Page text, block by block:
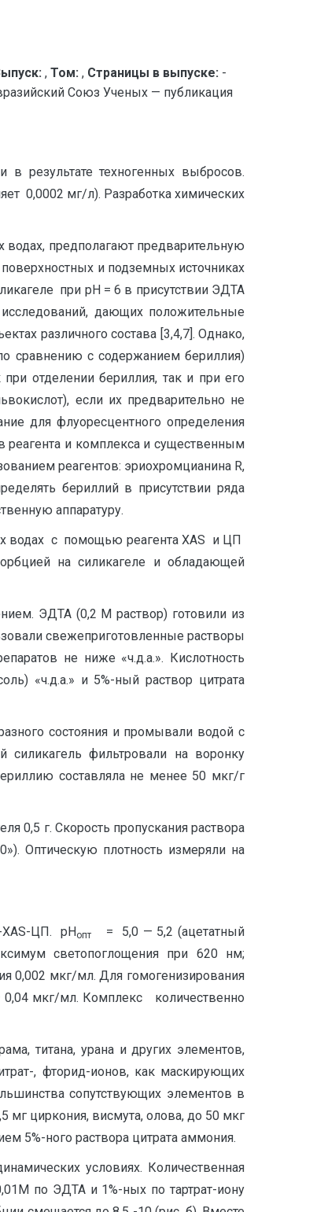
, Том: , Страницы в выпуске: -
Союз Ученых — публикация
результате техногенных выбросов.
0,0002 мг/л). Разработка химических
предполагают предварительную
и подземных источниках
при рН = 6 в присутствии ЭДТА
дающих положительные
различного состава [3,4,7]. Однако,
сравнению с содержанием бериллия)
отделении бериллия, так и при его
если их предварительно не
для флуоресцентного определения
реагента и комплекса и существенным
реагентов: эриохромцианина R,
бериллий в присутствии ряда
аппаратуру.
водах c помощью реагента ХАS и ЦП
на силикагеле и обладающей
ЭДТА (0,2 М раствор) готовили из
свежеприготовленные растворы
не ниже «ч.д.а.». Кислотность
«ч.д.а.» и 5%-ный раствор цитрата
состояния и промывали водой с
фильтровали на воронку
составляла не менее 50 мкг/г
0,5 г. Скорость пропускания раствора
Оптическую плотность измеряли на
ХАS-ЦП. рНопт = 5,0 — 5,2 (ацетатный
светопоглощения при 620 нм;
0,002 мкг/мл. Для гомогенизирования
0,04 мкг/мл. Комплекс количественно
титана, урана и других элементов,
, фторид-ионов, как маскирующих
сопутствующих элементов в
мг циркония, висмута, олова, до 50 мкг
5%-ного раствора цитрата аммония.
условиях. Количественная
по ЭДТА и 1%-ных по тартрат-иону